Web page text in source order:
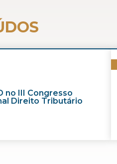
no III Congresso
Direito Tributário